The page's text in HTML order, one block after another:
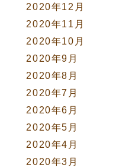
2020年12月
2020年11月
2020年10月
2020年9月
2020年8月
2020年7月
2020年6月
2020年5月
2020年4月
2020年3月